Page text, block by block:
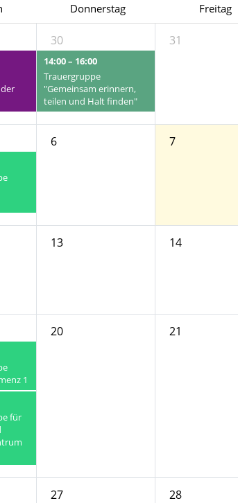
Donnerstag Freitag
30
14:00 – 16:00
Trauergruppe
"Gemeinsam erinnern,
teilen und Halt finden"
31
6 7
13 14
1
für
20 21
27 28